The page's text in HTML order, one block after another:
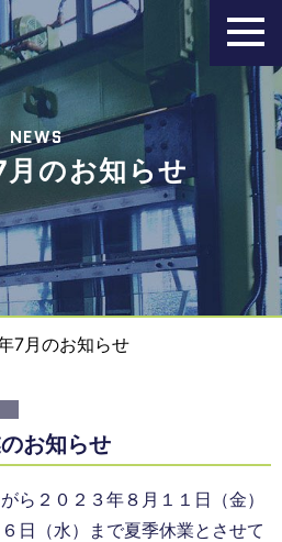
NEWS
のお知らせ
7月のお知らせ
お知らせ
ら２０２３年８月１１日（金）
日（水）まで夏季休業とさせて